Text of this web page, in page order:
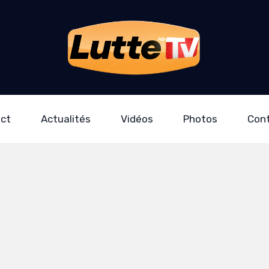
Actualités Vidéos Photos